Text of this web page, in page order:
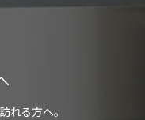
れる方へ。